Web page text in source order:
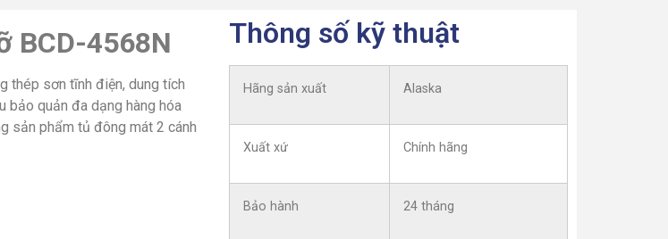
BCD-4568N
thép sơn tĩnh điện, dung tích
bảo quản đa dạng hàng hóa
sản phẩm tủ đông mát 2 cánh
Thông số kỹ thuật
Hãng sản xuất Alaska
Xuất xứ Chính hãng
Bảo hành 24 tháng